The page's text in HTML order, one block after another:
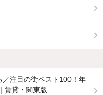
／注目の街ベスト100！年
賃貸・関東版